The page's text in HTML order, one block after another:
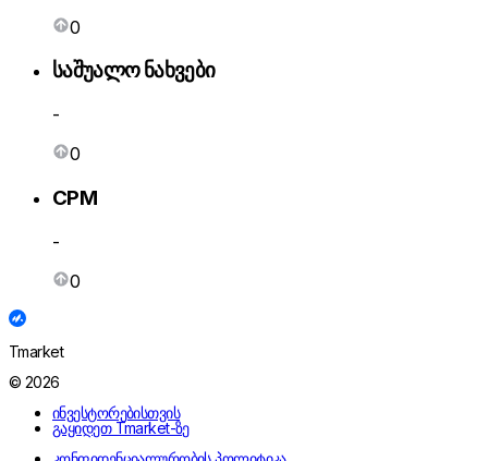
0
საშუალო ნახვები
-
0
CPM
-
0
Tmarket
© 2026
ინვესტორებისთვის
გაყიდეთ Tmarket-ზე